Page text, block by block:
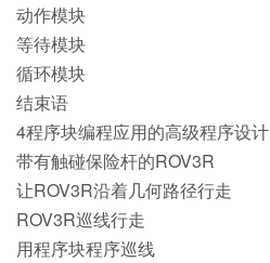
动作模块
等待模块
循环模块
结束语
4程序块编程应用的高级程序设计
带有触碰保险杆的ROV3R
让ROV3R沿着几何路径行走
ROV3R巡线行走
用程序块程序巡线